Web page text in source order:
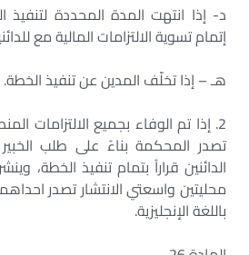
د- إذا انتهت المدة المحددة
إتمام تسوية الالتزامات المالية مع
هـ – إذا تخلّف المدين عن تنفيذ الخطة.
2. إذا تم الوفاء بجميع الالتزامات
تصدر المحكمة بناءً على طلب
الدائنين قراراً بتمام تنفيذ الخطة،
محليتين واسعتي الانتشار تصدر
باللغة الإنجليزية.